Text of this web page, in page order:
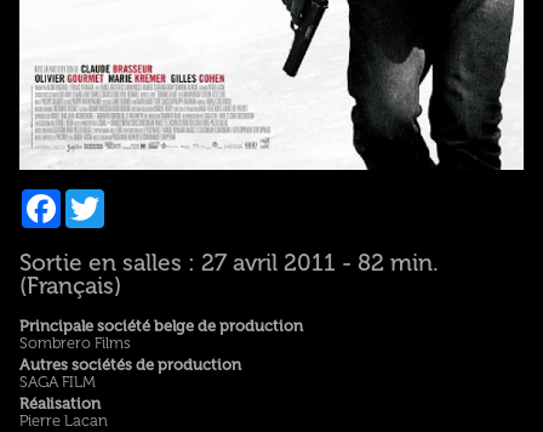
Facebook
Twitter
Sortie en salles : 27 avril 2011 - 82 min.
(Français)
Principale société belge de production
Sombrero Films
Autres sociétés de production
SAGA FILM
Réalisation
Pierre Lacan